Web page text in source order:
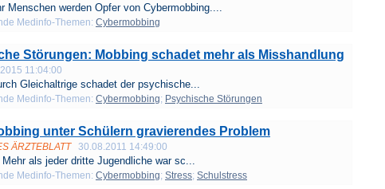
Menschen werden Opfer von Cybermobbing....
Medinfo-Themen: Cybermobbing
Störungen: Mobbing schadet mehr als Misshandlung
11:04:00
Gleichaltrige schadet der psychische...
Medinfo-Themen: Cybermobbing; Psychische Störungen
unter Schülern gravierendes Problem
ÄRZTEBLATT 30.08.2011 14:49:00
Mehr als jeder dritte Jugendliche war sc...
Medinfo-Themen: Cybermobbing; Stress; Schulstress